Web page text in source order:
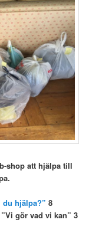
shop att hjälpa till
att hjälpa.
hjälpa?” 8
gör vad vi kan” 3